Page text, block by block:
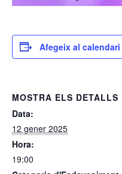
Afegeix al calendari
MOSTRA ELS DETALLS
Data:
12 gener 2025
Hora:
19:00